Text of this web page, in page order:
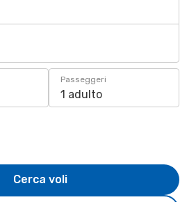
Passeggeri
1 adulto
Cerca voli